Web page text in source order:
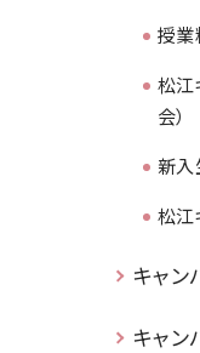
授業
松江
会）
新入
松江
キャン
キャン